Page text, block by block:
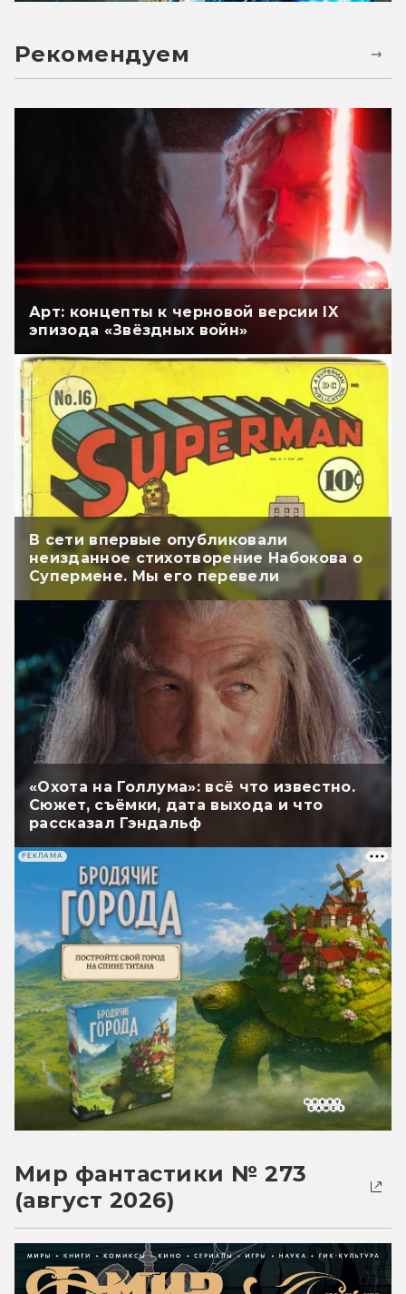
Рекомендуем
Арт: концепты к черновой версии IX
эпизода «Звёздных войн»
В сети впервые опубликовали
неизданное стихотворение Набокова о
Супермене. Мы его перевели
«Охота на Голлума»: всё что известно.
Сюжет, съёмки, дата выхода и что
рассказал Гэндальф
РЕКЛАМА
Мир фантастики № 273
(август 2026)